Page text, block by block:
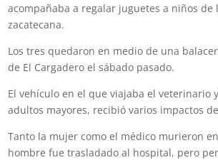
acompañaba a regalar juguetes a niños de
zacatecana.
Los tres quedaron en medio de una
de El Cargadero el sábado pasado.
El vehículo en el que viajaba el veterinario
adultos mayores, recibió varios impactos
Tanto la mujer como el médico murieron
hombre fue trasladado al hospital, pero